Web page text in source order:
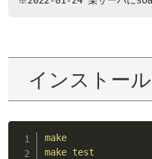
インストール
make
make test